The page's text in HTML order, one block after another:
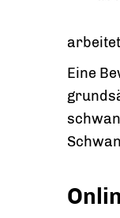
Eine